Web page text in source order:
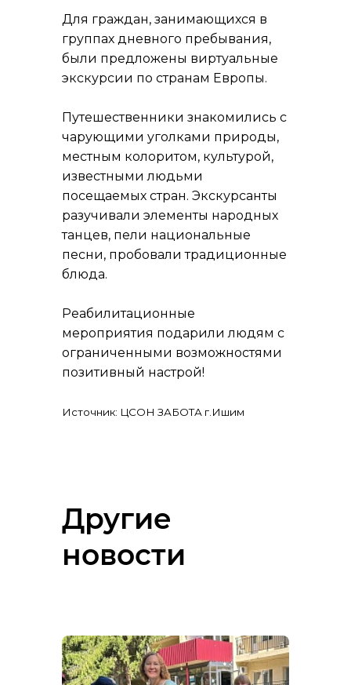
Для граждан, занимающихся в
группах дневного пребывания,
были предложены виртуальные
экскурсии по странам Европы.
Путешественники знакомились с
чарующими уголками природы,
местным колоритом, культурой,
известными людьми
посещаемых стран. Экскурсанты
разучивали элементы народных
танцев, пели национальные
песни, пробовали традиционные
блюда.
Реабилитационные
мероприятия подарили людям с
ограниченными возможностями
позитивный настрой!
Источник: ЦСОН ЗАБОТА г.Ишим
Другие
новости